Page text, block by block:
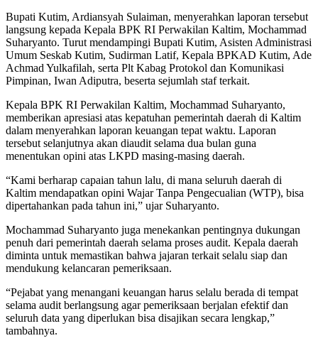
Bupati Kutim, Ardiansyah Sulaiman, menyerahkan laporan tersebut
langsung kepada Kepala BPK RI Perwakilan Kaltim, Mochammad
Suharyanto. Turut mendampingi Bupati Kutim, Asisten Administrasi
Umum Seskab Kutim, Sudirman Latif, Kepala BPKAD Kutim, Ade
Achmad Yulkafilah, serta Plt Kabag Protokol dan Komunikasi
Pimpinan, Iwan Adiputra, beserta sejumlah staf terkait.
Kepala BPK RI Perwakilan Kaltim, Mochammad Suharyanto,
memberikan apresiasi atas kepatuhan pemerintah daerah di Kaltim
dalam menyerahkan laporan keuangan tepat waktu. Laporan
tersebut selanjutnya akan diaudit selama dua bulan guna
menentukan opini atas LKPD masing-masing daerah.
“Kami berharap capaian tahun lalu, di mana seluruh daerah di
Kaltim mendapatkan opini Wajar Tanpa Pengecualian (WTP), bisa
dipertahankan pada tahun ini,” ujar Suharyanto.
Mochammad Suharyanto juga menekankan pentingnya dukungan
penuh dari pemerintah daerah selama proses audit. Kepala daerah
diminta untuk memastikan bahwa jajaran terkait selalu siap dan
mendukung kelancaran pemeriksaan.
“Pejabat yang menangani keuangan harus selalu berada di tempat
selama audit berlangsung agar pemeriksaan berjalan efektif dan
seluruh data yang diperlukan bisa disajikan secara lengkap,”
tambahnya.